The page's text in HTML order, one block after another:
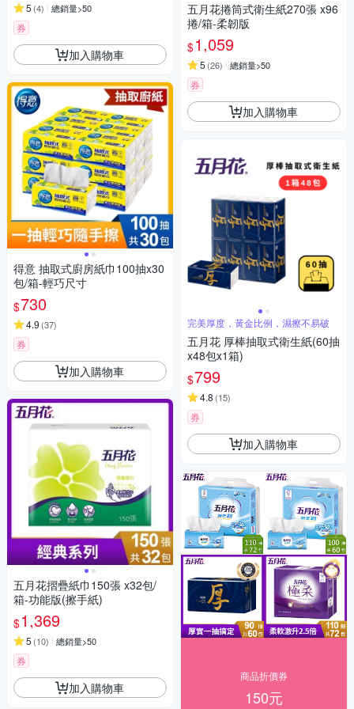
5 (4) 總銷量>50
券
加入購物車
得意 抽取式廚房紙巾100抽x30
包/箱-輕巧尺寸
$730
4.9 (37)
券
加入購物車
五月花摺疊紙巾150張 x32包/
箱-功能版(擦手紙)
$1,369
5 (10) 總銷量>50
券
加入購物車
五月花捲筒式衛生紙270張 x96
捲/箱-柔韌版
$1,059
5 (26) 總銷量>50
券
加入購物車
完美厚度，黃金比例，濕擦不易破
五月花 厚棒抽取式衛生紙(60抽
x48包x1箱)
$799
4.8 (15)
券
加入購物車
商品折價券
150元